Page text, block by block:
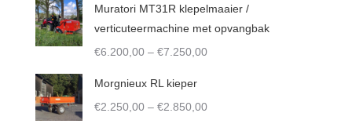
€5.500,00
through
Muratori MT31R klepelmaaier /
verticuteermachine met opvangbak
€6.200,00 – €7.250,00Price
through
Morgnieux RL kieper
€2.250,00 – €2.850,00Price